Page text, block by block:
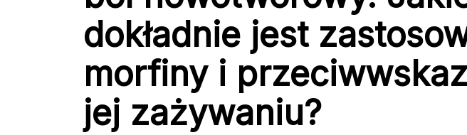
dokładnie jest
morfiny i
jej zażywaniu?